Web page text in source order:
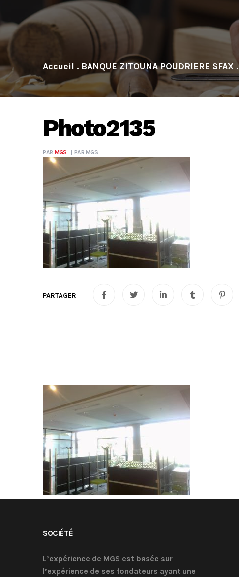
. BANQUE ZITOUNA POUDRIERE SFAX .
Photo2135
PAR MGS PARMGS
SOCIÉTÉ
L’expérience de MGS est basée sur
l’expérience de ses fondateurs ayant une